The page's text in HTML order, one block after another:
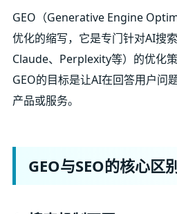
GEO（Generative Engine
优化的缩写，它是专门针对AI搜
Claude、Perplexity等）的优化策
GEO的目标是让AI在回答用户问
产品或服务。
GEO与SEO的核心区